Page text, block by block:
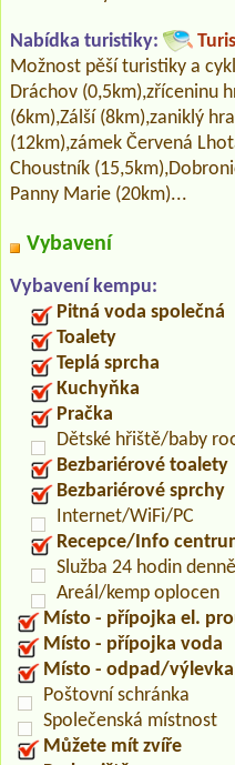
Nabídka turistiky:
Možnost pěší turistiky a
Dráchov (0,5km),zříceninu
(6km),Zálší (8km),zaniklý
(12km),zámek Červená
Choustník
Panny Marie (20km)...
Vybavení
Vybavení kempu:
Pitná voda společná
Toalety
Teplá sprcha
Kuchyňka
Pračka
Dětské hřiště/baby
Bezbariérové toalety
Bezbariérové sprchy
Internet/WiFi/PC
Recepce/Info
Služba 24 hodin denně
Areál/kemp oplocen
Místo - přípojka el.
Místo - přípojka voda
Místo - odpad/
Poštovní schránka
Společenská místnost
Můžete mít zvíře